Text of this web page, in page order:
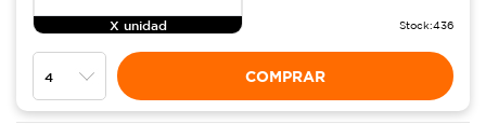
X unidad Stock:436
COMPRAR